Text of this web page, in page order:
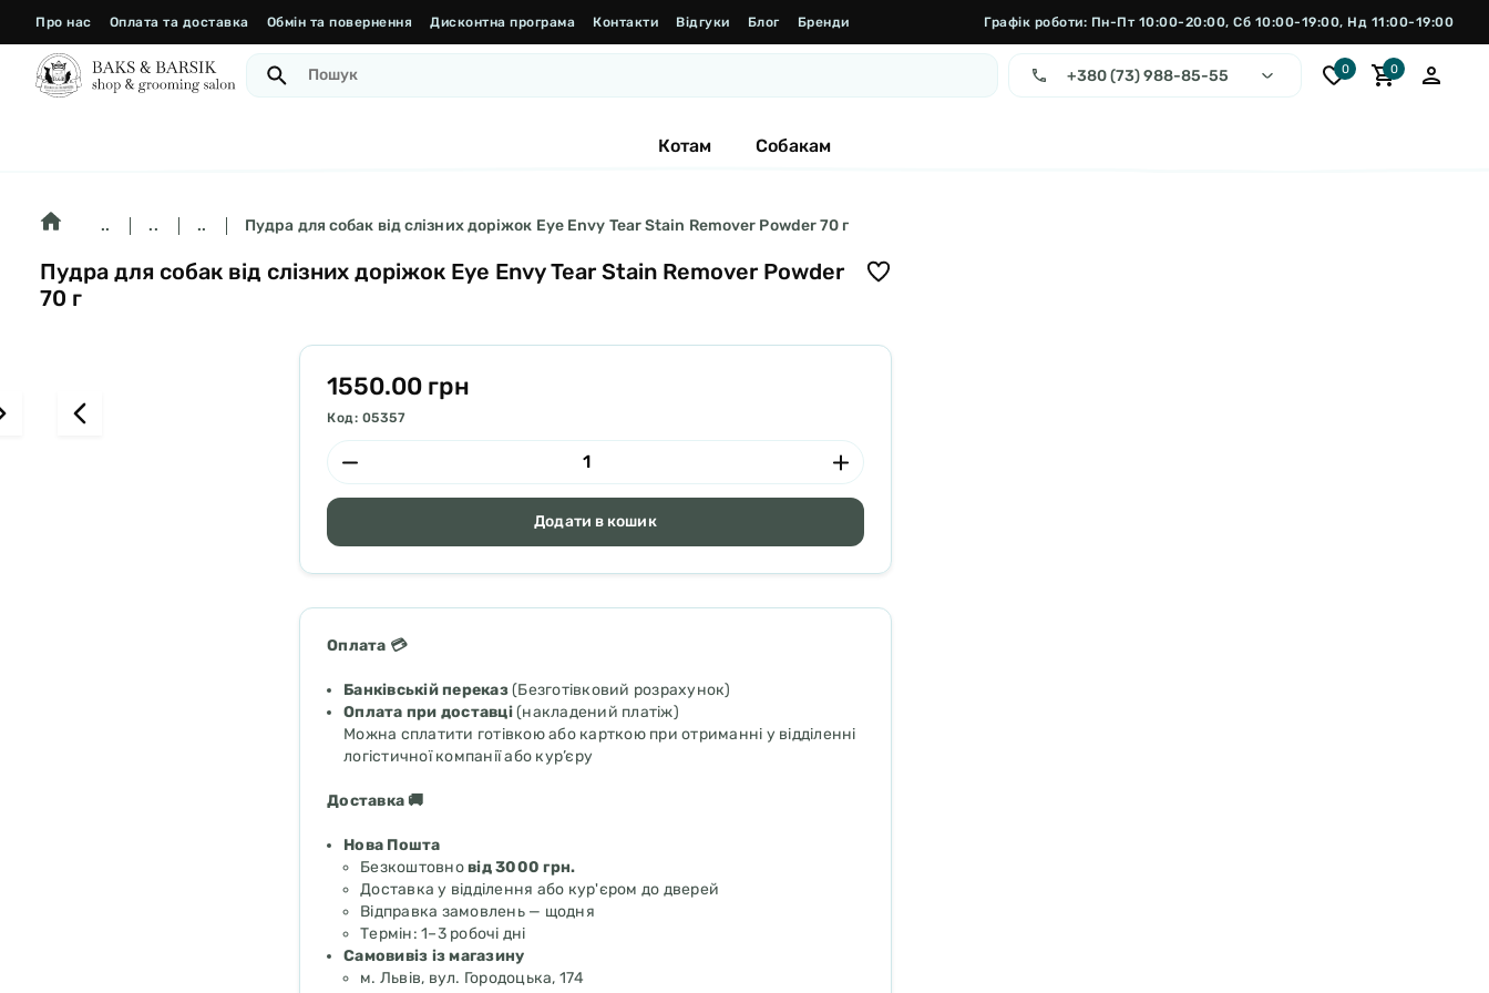
Про нас Оплата та доставка Обмін та повернення Дисконтна програма Контакти Відгуки Блог Бренди Графік роботи: Пн-Пт 10:00-20:00, Сб 10:00-19:00, Нд 11:00-19:00
+380 (73) 988-85-55 0 0
Котам Собакам
.. .. .. Пудра для собак від слізних доріжок Eye Envy Tear Stain Remover Powder 70 г
Пудра для собак від слізних доріжок Eye Envy Tear Stain Remover Powder
70 г
1550.00 грн
Код: 05357
Додати в кошик
Оплата 💳
Банківській переказ(Безготівковий розрахунок)
Оплата при доставці(накладений платіж)
Можна сплатити готівкою або карткою при отриманні у відділенні
логістичної компанії або кур’єру
Доставка 🚚
Нова Пошта
Безкоштовновід 3000 грн.
Доставка у відділення або кур'єром до дверей
Відправка замовлень — щодня
Термін: 1–3 робочі дні
Самовивіз із магазину
м. Львів, вул. Городоцька, 174